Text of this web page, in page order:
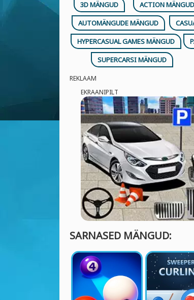
3D MÄNGUD ACTION
AUTOMÄNGUDE MÄNGUD
HYPERCASUAL GAMES MÄNGUD
SUPERCARSI MÄNGUD
REKLAAM
EKRAANIPILT
SARNASED MÄNGUD: